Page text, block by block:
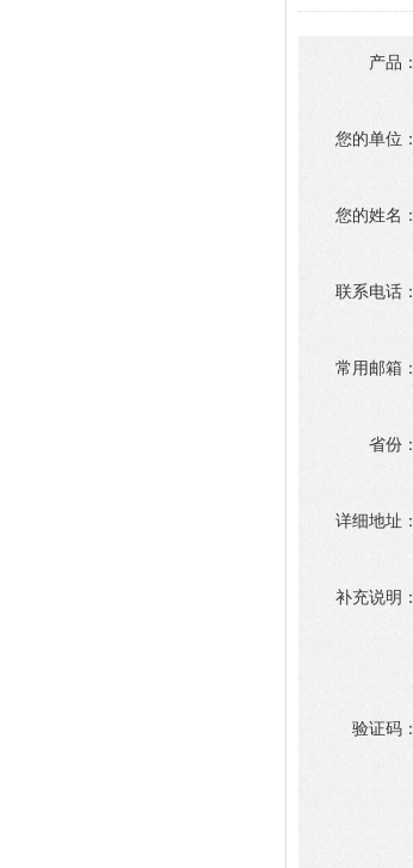
产品：
您的单位：
您的姓名：
联系电话：
常用邮箱：
省份：
详细地址：
补充说明：
验证码：